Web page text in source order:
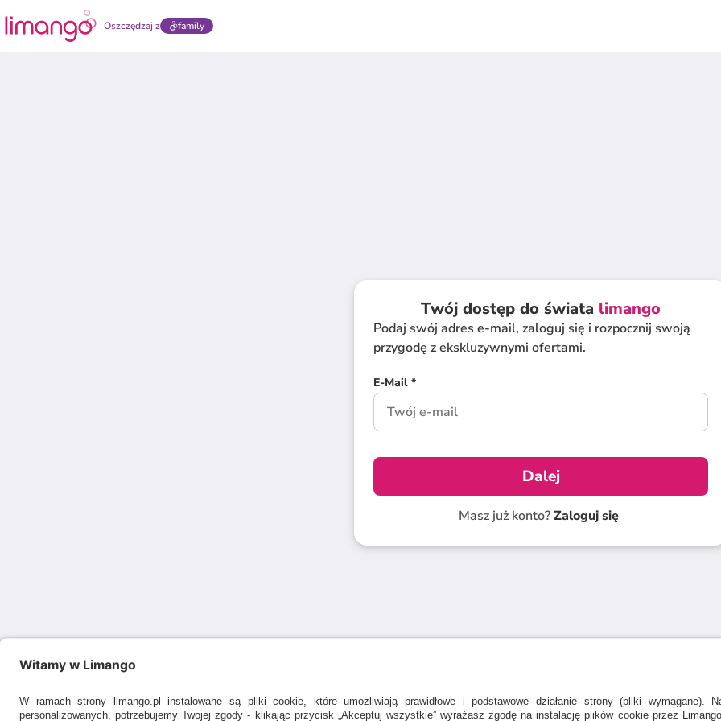
Oszczędzaj z family
Twój dostęp do świata limango
Podaj swój adres e-mail, zaloguj się i rozpocznij swoją
przygodę z ekskluzywnymi ofertami.
E-Mail *
Dalej
Masz już konto?Zaloguj się